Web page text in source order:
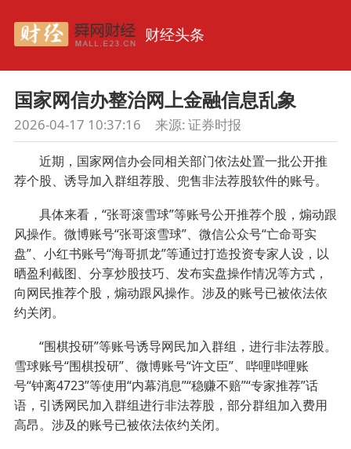
财经头条
国家网信办整治网上金融信息乱象
2026-04-17 10:37:16 来源: 证券时报
近期，国家网信办会同相关部门依法处置一批公开推
荐个股、诱导加入群组荐股、兜售非法荐股软件的账号。
具体来看，“张哥滚雪球”等账号公开推荐个股，煽动跟
风操作。微博账号“张哥滚雪球”、微信公众号“亡命哥实
盘”、小红书账号“海哥抓龙”等通过打造投资专家人设，以
晒盈利截图、分享炒股技巧、发布实盘操作情况等方式，
向网民推荐个股，煽动跟风操作。涉及的账号已被依法依
约关闭。
“围棋投研”等账号诱导网民加入群组，进行非法荐股。
雪球账号“围棋投研”、微博账号“许文臣”、哔哩哔哩账
号“钟离4723”等使用“内幕消息”“稳赚不赔”“专家推荐”话
语，引诱网民加入群组进行非法荐股，部分群组加入费用
高昂。涉及的账号已被依法依约关闭。